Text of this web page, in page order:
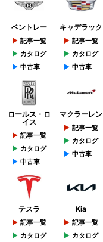
ベントレー
記事一覧
カタログ
中古車
キャデラック
記事一覧
カタログ
中古車
ロールス・ロ
イス
記事一覧
カタログ
中古車
マクラーレン
記事一覧
カタログ
中古車
テスラ
記事一覧
カタログ
Kia
記事一覧
カタログ